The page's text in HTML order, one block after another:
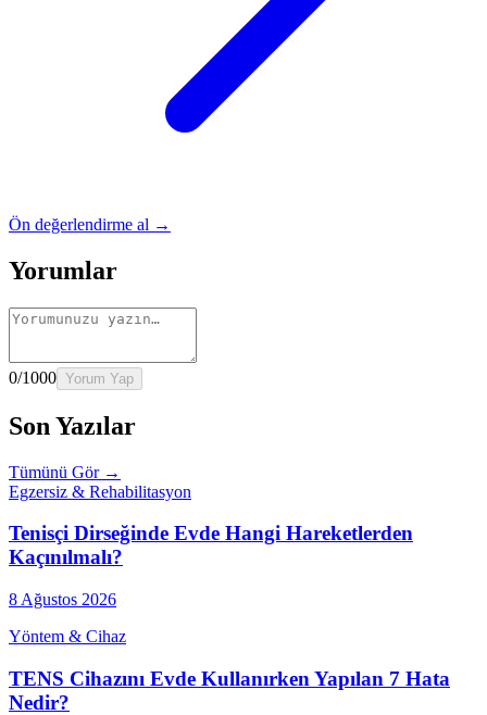
Ön değerlendirme al →
Yorumlar
0/1000 Yorum Yap
Son Yazılar
Tümünü Gör →
Egzersiz & Rehabilitasyon
Tenisçi Dirseğinde Evde Hangi Hareketlerden
Kaçınılmalı?
8 Ağustos 2026
Yöntem & Cihaz
TENS Cihazını Evde Kullanırken Yapılan 7 Hata
Nedir?